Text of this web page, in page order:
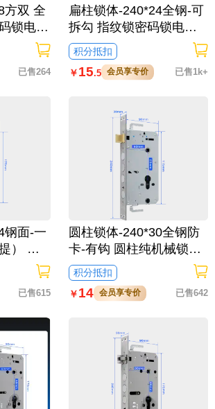
双 全
锁电子
级可拆
已售264
钢面-一
） 方
子锁
体 工
已售615
扁柱锁体-240*24全钢-可
拆勾 指纹锁密码锁电子
锁防盗门6068防卡指纹
锁密码锁电子锁防盗门扁
柱 双快双活 工字钢舌通
积分抵扣
￥15.5 会员享专价 已售1k+
圆柱锁体-240*30全钢防
卡-有钩 圆柱纯机械锁体
工字铜舌
积分抵扣
￥14 会员享专价 已售642